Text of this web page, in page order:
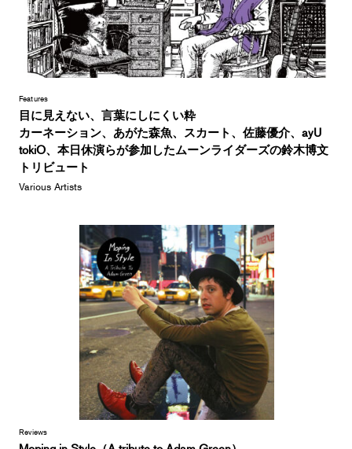
Features
目に見えない、言葉にしにくい粋
カーネーション、あがた森魚、スカート、佐藤優介、ayU
tokiO、本日休演らが参加したムーンライダーズの鈴木博文
トリビュート
Various Artists
Reviews